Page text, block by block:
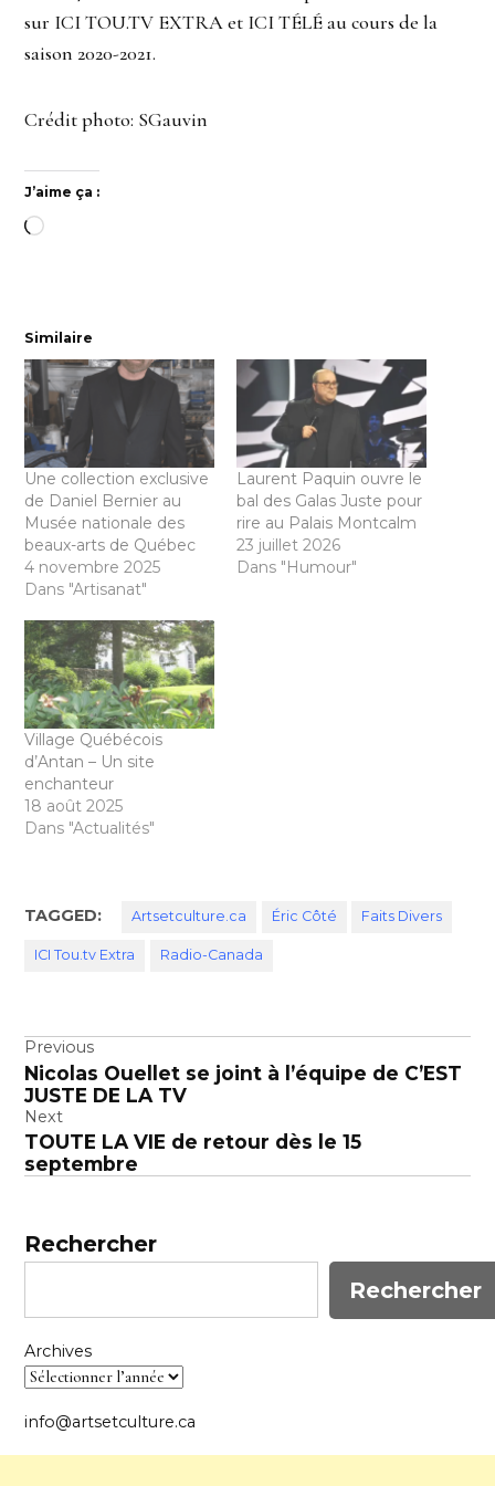
sur ICI TOU.TV EXTRAet ICI TÉLÉau cours de la
saison 2020-2021.
Crédit photo: SGauvin
J’aime ça :
Chargement…
Similaire
Une collection exclusive
de Daniel Bernier au
Musée nationale des
beaux-arts de Québec
4 novembre 2025
Dans "Artisanat"
Laurent Paquin ouvre le
bal des Galas Juste pour
rire au Palais Montcalm
23 juillet 2026
Dans "Humour"
Village Québécois
d’Antan – Un site
enchanteur
18 août 2025
Dans "Actualités"
TAGGED: Artsetculture.ca Éric Côté Faits Divers
ICI Tou.tv Extra Radio-Canada
Navigation
de
l’article
Previous
Nicolas Ouellet se joint à l’équipe de C’EST
JUSTE DE LA TV
Next
TOUTE LA VIE de retour dès le 15
septembre
Rechercher
Rechercher
Archives
info@artsetculture.ca